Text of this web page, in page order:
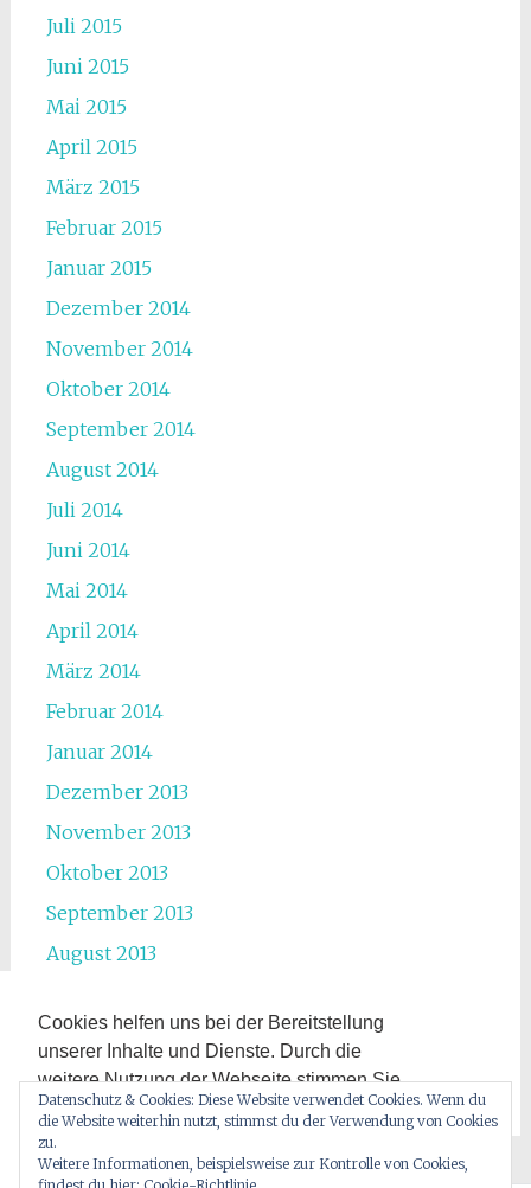
Cookies helfen uns bei der Bereitstellung
unserer Inhalte und Dienste. Durch die
weitere Nutzung der Webseite stimmen Sie
der Verwendung von Cookies zu.
Zur Datenschutzerklärung hier entlang.
Juli 2015
Juni 2015
Mai 2015
April 2015
März 2015
Februar 2015
Januar 2015
Dezember 2014
November 2014
Oktober 2014
September 2014
August 2014
Juli 2014
Juni 2014
Mai 2014
April 2014
März 2014
Februar 2014
Januar 2014
Dezember 2013
November 2013
Oktober 2013
September 2013
August 2013
Juni 2013
Mai 2013
Datenschutz & Cookies: Diese Website verwendet Cookies. Wenn du
die Website weiterhin nutzt, stimmst du der Verwendung von Cookies
zu.
Weitere Informationen, beispielsweise zur Kontrolle von Cookies,